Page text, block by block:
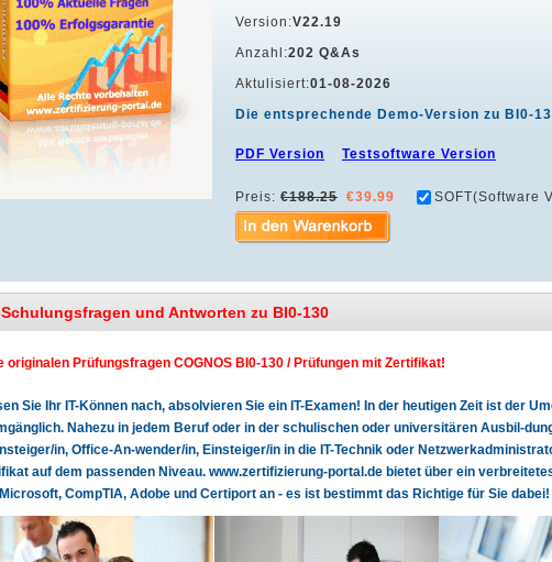
Version:V22.19
Anzahl:202 Q&As
Aktulisiert:01-08-2026
Die entsprechende Demo-Version zu BI0-
PDF Version Testsoftware Version
Preis: €188.25 €39.99 SOFT(Software
Schulungsfragen und Antworten zu BI0-130
originalen Prüfungsfragen COGNOS BI0-130 / Prüfungen mit Zertifikat!
Sie Ihr IT-Können nach, absolvieren Sie ein IT-Examen! In der heutigen Zeit ist der
Nahezu in jedem Beruf oder in der schulischen oder universitären Ausbil-
in, Office-An-wender/in, Einsteiger/in in die IT-Technik oder
auf dem passenden Niveau. www.zertifizierung-portal.de bietet über ein
CompTIA, Adobe und Certiport an - es ist bestimmt das Richtige für Sie dabei!